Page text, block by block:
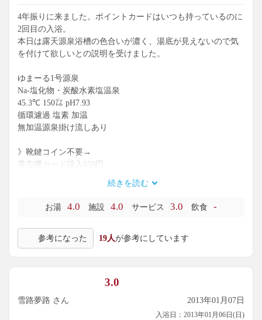
4年振りに来ました。ポイントカードはいつも持っているのに
2回目の入浴。
本日は露天源泉浴槽の色合いが濃く、湯底が見えないので気
を付けて欲しいとの説明を受けました。
ゆまーる1号源泉
Na-塩化物・炭酸水素塩温泉
45.3℃ 150㍑ pH7.93
循環濾過 塩素 加温
無加温源泉掛け流しあり
》靴鍵コイン不要→
券売機カード挿入650円
２階浴室
脱衣室:木目調２～３段ロッカーコイン返却。冷水機あり。
内湯:入るといきなり卵風の炭酸浴槽が印象的。
6人サイズで常に満席で入れず。
左側奥に黒御影石枠の温泉浴槽などがある。温泉は循環濾過
続きを読む
お湯 4.0 施設 4.0 サービス 3.0 飲食 -
参考になった 19人が参考にしています
3.0
雪路夢路 さん 2013年01月07日
入浴日：2013年01月06日(日)